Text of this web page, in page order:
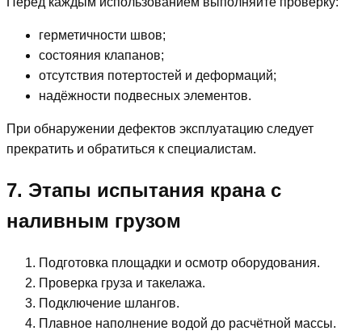
герметичности швов;
состояния клапанов;
отсутствия потертостей и деформаций;
надёжности подвесных элементов.
При обнаружении дефектов эксплуатацию следует
прекратить и обратиться к специалистам.
7. Этапы испытания крана с
наливным грузом
Подготовка площадки и осмотр оборудования.
Проверка груза и такелажа.
Подключение шлангов.
Плавное наполнение водой до расчётной массы.